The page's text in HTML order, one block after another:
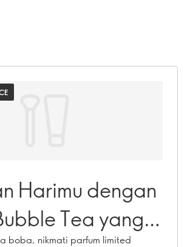
Harimu dengan
Tea yang
boba, nikmati parfum limited